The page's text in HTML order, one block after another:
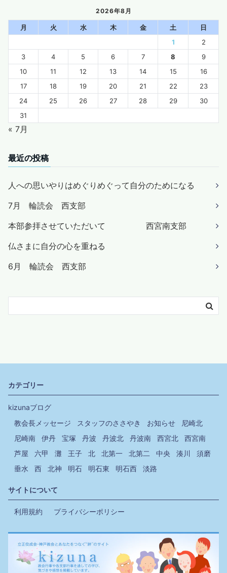
2026年8月
月 火 水 木 金 土
日
1
2
3
4 5 6 7 8
9
10
11 12 13 14 15
16
17
18 19 20 21 22
23
24
25 26 27 28 29
30
31
« 7月
最近の投稿
人への思いやりはめぐりめぐって自分のためになる
7月 輪読会 西支部
本部参拝させていただいて 西宮南支部
仏さまに自分の心を重ねる
6月 輪読会 西支部
カテゴリー
kizunaブログ
教会長メッセージ
スタッフのささやき お知らせ
尼崎北
尼崎南
伊丹 宝塚 丹波 丹波北 丹波南 西宮北
西宮南
芦屋
六甲 灘 王子 北 北第一 北第二 中央 湊川
須磨
垂水
西 北神 明石 明石東 明石西 淡路
サイトについて
利用規約 プライバシーポリシー